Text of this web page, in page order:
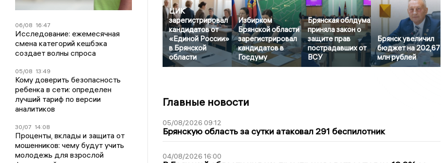
06/08 16:47
Исследование: ежемесячная
смена категорий кешбэка
создает волны спроса
05/08 13:49
Кому доверить безопасность
ребенка в сети: определен
лучший тариф по версии
аналитиков
30/07 14:08
Проценты, вклады и защита от
мошенников: чему будут учить
молодежь для взрослой
ЦИК
зарегистрировал
кандидатов от
«Единой России»
в Брянской
области
Избирком
Брянской области
зарегистрировал
кандидатов в
Госдуму
Брянская облдума
приняла закон о
защите прав
пострадавших от
ВСУ
Брянск увеличил
бюджет на 202,67
млн рублей
Главные новости
05/08/2026 09:12
Брянскую область за сутки атаковал 291 беспилотник
04/08/2026 16:00